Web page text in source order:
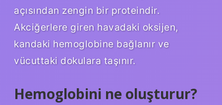
açısından zengin bir proteindir.
Akciğerlere giren havadaki oksijen,
kandaki hemoglobine bağlanır ve
vücuttaki dokulara taşınır.
Hemoglobini ne oluşturur?